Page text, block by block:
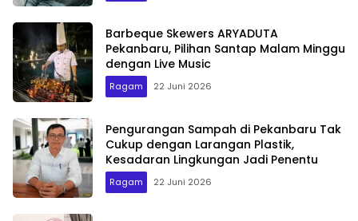
Barbeque Skewers ARYADUTA
Pekanbaru, Pilihan Santap Malam Minggu
dengan Live Music
Ragam 22 Juni 2026
Pengurangan Sampah di Pekanbaru Tak
Cukup dengan Larangan Plastik,
Kesadaran Lingkungan Jadi Penentu
Ragam 22 Juni 2026